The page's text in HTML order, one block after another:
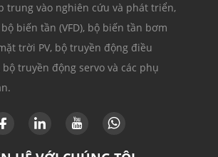
trung vào nghiên cứu và phát triển,
biến tần (VFD), bộ biến tần bơm
trời PV, bộ truyền động điều
truyền động servo và các phụ